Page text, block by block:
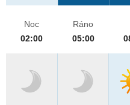
Noc
02:00
Ráno
05:00